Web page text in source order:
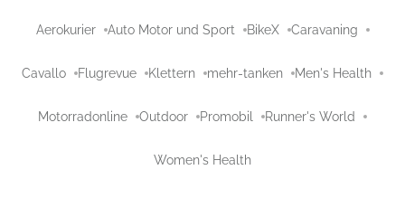
Aerokurier Auto Motor und Sport BikeX Caravaning
Cavallo Flugrevue Klettern mehr-tanken Men's Health
Motorradonline Outdoor Promobil Runner's World
Women's Health